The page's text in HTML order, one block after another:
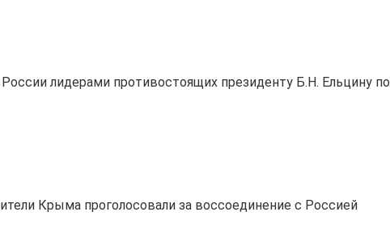
лидерами противостоящих президенту Б.Н. Ельцину
Крыма проголосовали за воссоединение с Россией